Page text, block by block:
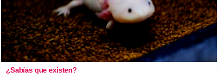
¿Sabías que existen?